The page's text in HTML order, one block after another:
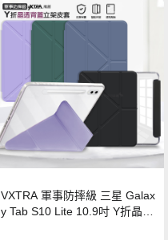
VXTRA 軍事防摔級 三星 Galax
y Tab S10 Lite 10.9吋 Y折晶透